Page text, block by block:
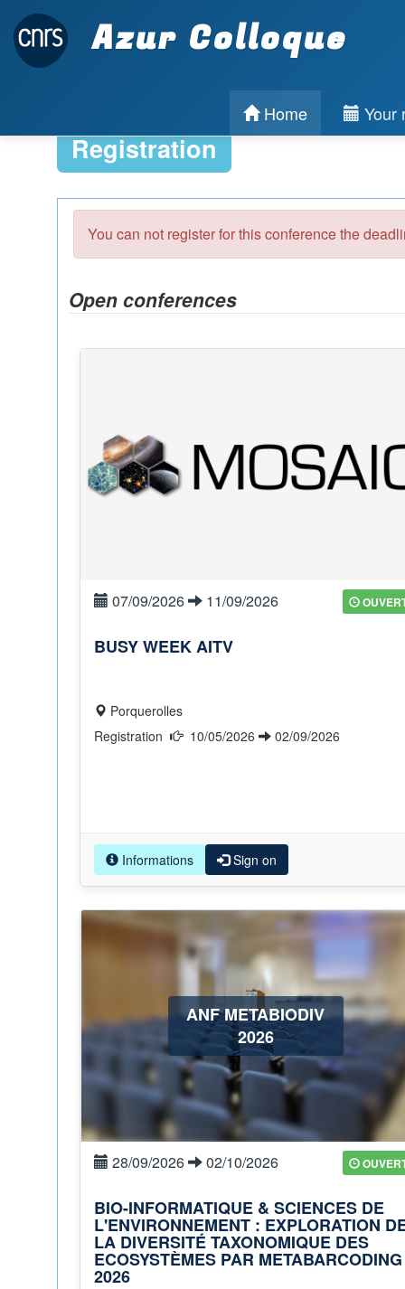
Azur Colloque
Home Your
Registration
You can not register for this conference the
Open conferences
07/09/2026 11/09/2026
BUSY WEEK AITV
Porquerolles
10/05/2026 02/09/2026
Informations Sign on
ANF METABIODIV
2026
28/09/2026 02/10/2026
BIO-INFORMATIQUE & SCIENCES DE
L'ENVIRONNEMENT : EXPLORATION
LA DIVERSITÉ TAXONOMIQUE DES
ECOSYSTÈMES PAR METABARCODING
2026